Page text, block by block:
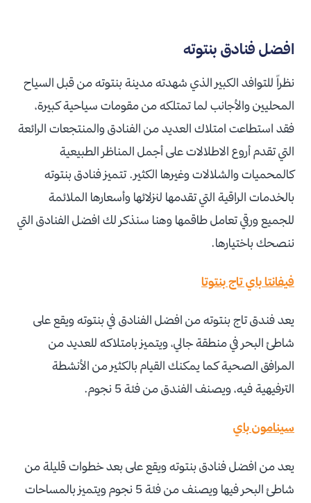
افضل فنادق بنتوته
نظراً للتوافد الكبير الذي شهدته مدينة بنتوته من قبل السياح
المحليين والأجانب لما تمتلكه من مقومات سياحية كبيرة،
فقد استطاعت امتلاك العديد من الفنادق والمنتجعات الرائعة
التي تقدم أروع الاطلالات على أجمل المناظر الطبيعية
كالمحميات والشلالات وغيرها الكثير. تتميز فنادق بنتوته
بالخدمات الراقية التي تقدمها لنزلائها وأسعارها الملائمة
للجميع ورقي تعامل طاقمها وهنا سنذكر لك افضل الفنادق التي
ننصحك باختيارها.
فيفانتا باي تاج بنتوتا
يعد فندق تاج بنتوته من افضل الفنادق في بنتوته ويقع على
شاطئ البحر في منطقة جالي، ويتميز بامتلاكه للعديد من
المرافق الصحية كما يمكنك القيام بالكثير من الأنشطة
الترفيهية فيه، ويصنف الفندق من فئة 5 نجوم.
سينامون باي
يعد من افضل فنادق بنتوته ويقع على بعد خطوات قليلة من
شاطئ البحر فيها ويصنف من فئة 5 نجوم ويتميز بالمساحات